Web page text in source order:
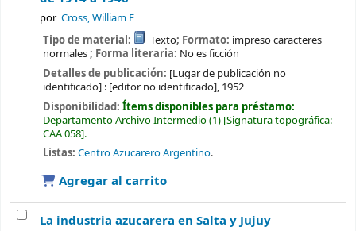
por Cross, William E
Tipo de material: Texto; Formato: impreso caracteres
normales; Forma literaria: No es ficción
Detalles de publicación: [Lugar de publicación no
identificado] : [editor no identificado], 1952
Disponibilidad: Ítems disponibles para préstamo:
Departamento Archivo Intermedio(1) Signatura topográfica:
CAA 058 .
Listas: Centro Azucarero Argentino.
Agregar al carrito
La industria azucarera en Salta y Jujuy